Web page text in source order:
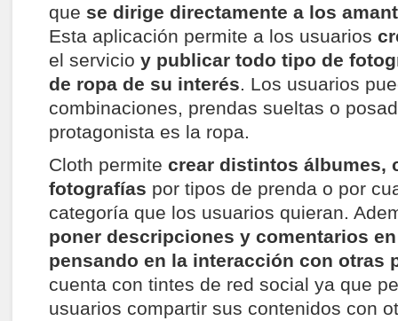
que se dirige directamente a los
Esta aplicación permite a los usuarios
el servicio y publicar todo tipo de
de ropa de su interés. Los usuarios
combinaciones, prendas sueltas o
protagonista es la ropa.
Cloth permite crear distintos álbumes,
fotografías por tipos de prenda o por
categoría que los usuarios quieran.
poner descripciones y comentarios
pensando en la interacción con otras
cuenta con tintes de red social ya que
usuarios compartir sus contenidos con